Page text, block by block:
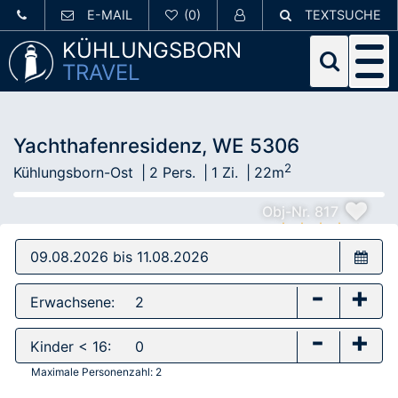
E-MAIL TEXTSUCHE
KÜHLUNGSBORN
TRAVEL
Yachthafenresidenz, WE 5306
Kühlungsborn-Ost 2 Pers. 1 Zi. 22m2
Obj-Nr. 817
Erwachsene: - +
Kinder < 16: - +
Maximale Personenzahl: 2